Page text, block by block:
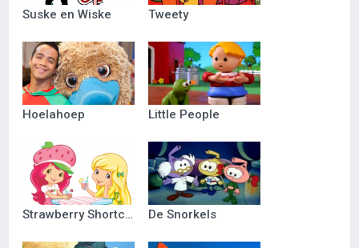
Suske en Wiske Tweety
Hoelahoep Little People
Strawberry Shortcake De Snorkels